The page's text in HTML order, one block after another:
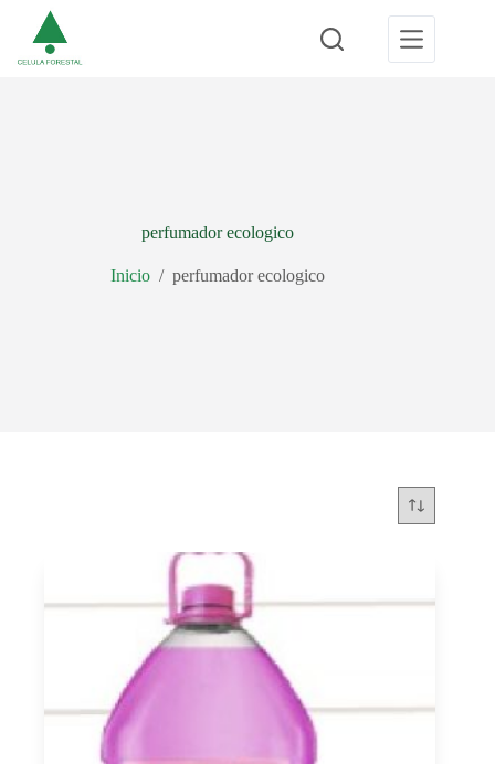
contenido
perfumador ecologico
Inicio / perfumador ecologico